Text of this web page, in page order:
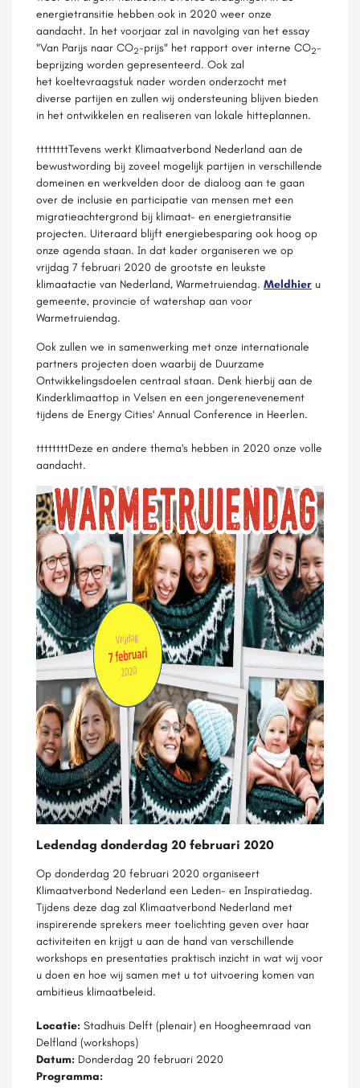
energietransitie hebben ook in 2020 weer onze
aandacht. In het voorjaar zal in navolging van het essay
"Van Parijs naar CO2-prijs" het rapport over interne CO2-
beprijzing worden gepresenteerd. Ook zal
het koeltevraagstuk nader worden onderzocht met
diverse partijen en zullen wij ondersteuning blijven bieden
in het ontwikkelen en realiseren van lokale hitteplannen.
ttttttttTevens werkt Klimaatverbond Nederland aan de
bewustwording bij zoveel mogelijk partijen in verschillende
domeinen en werkvelden door de dialoog aan te gaan
over de inclusie en participatie van mensen met een
migratieachtergrond bij klimaat- en energietransitie
projecten. Uiteraard blijft energiebesparing ook hoog op
onze agenda staan. In dat kader organiseren we op
vrijdag 7 februari 2020 de grootste en leukste
klimaatactie van Nederland, Warmetruiendag. Meldhier u
gemeente, provincie of watershap aan voor
Warmetruiendag.
Ook zullen we in samenwerking met onze internationale
partners projecten doen waarbij de Duurzame
Ontwikkelingsdoelen centraal staan. Denk hierbij aan de
Kinderklimaattop in Velsen en een jongerenevenement
tijdens de Energy Cities' Annual Conference in Heerlen.
ttttttttDeze en andere thema's hebben in 2020 onze volle
aandacht.
Ledendag donderdag 20 februari 2020
Op donderdag 20 februari 2020 organiseert
Klimaatverbond Nederland een Leden- en Inspiratiedag.
Tijdens deze dag zal Klimaatverbond Nederland met
inspirerende sprekers meer toelichting geven over haar
activiteiten en krijgt u aan de hand van verschillende
workshops en presentaties praktisch inzicht in wat wij voor
u doen en hoe wij samen met u tot uitvoering komen van
ambitieus klimaatbeleid.
Locatie: Stadhuis Delft (plenair) en Hoogheemraad van
Delfland (workshops)
Datum: Donderdag 20 februari 2020
Programma: